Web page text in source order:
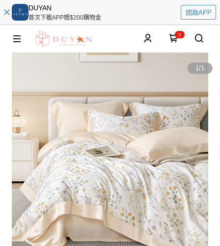
DUYAN
首次下載APP贈$200購物金
開啟APP
0
1/1